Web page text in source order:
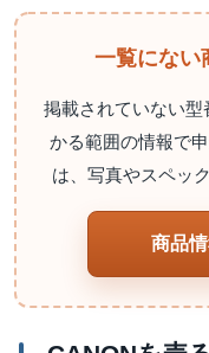
一覧にない
掲載されていない
かる範囲の情報で
は、写真やスペッ
商品